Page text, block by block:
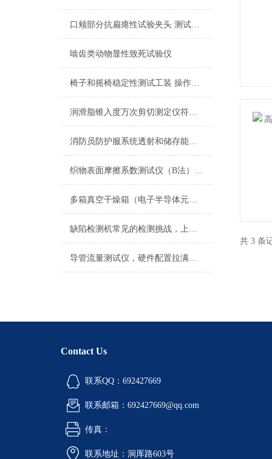
口颊部分抗扁瘪性试验夹头 测试方法
啮齿类动物显性致死试验仪
椅子和摇椅稳定性测试工装 操作简单
润滑脂锥入度万次剪切测定仪符合标准
消防员防护服系统透射和储存能量测量测试仪
织物表面摩擦系数测试仪（B法） 技术参数
多箱真空干燥箱（电子半导体元件）
缺陷检测机常见的检测挑战，上海诚卫
导管流量测试仪，硬件配置拉满只是基础，上海诚卫
共 3 条
Contact Us
联系QQ：692427669
联系邮箱：692427669@qq.com
传真：
联系地址：洞厍路603号